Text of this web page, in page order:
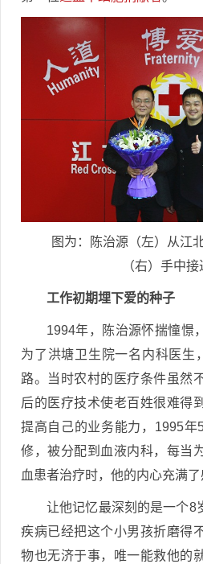
图为：陈治源（左）从江
（右）手中
工作初期埋下爱的种子
1994年，陈治源怀揣憧憬
为了洪塘卫生院一名内科医生
路。当时农村的医疗条件虽然
后的医疗技术使老百姓很难得
提高自己的业务能力，1995年
修，被分配到血液内科，每当
血患者治疗时，他的内心充满了
让他记忆最深刻的是一个8
疾病已经把这个小男孩折磨得
物也无济于事，唯一能救他的